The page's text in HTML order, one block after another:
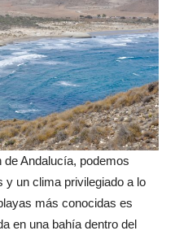
de Andalucía, podemos
un clima privilegiado a lo
más conocidas es
en una bahía dentro del